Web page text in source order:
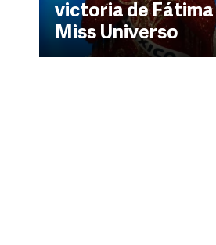
victoria de Fátima
Miss Universo